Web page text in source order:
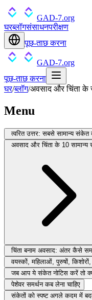
GAD-7.org
घरब्लॉगसंसाधनपरीक्षण
पूछ-ताछ करना
GAD-7.org
पूछ-ताछ करना
घर/ब्लॉग/अवसाद और चिंता के
Menu
त्वरित उत्तर: सबसे सामान्य संकेत
अवसाद और चिंता के 10
चिंता बनाम अवसाद: अंतर कैसे
वयस्कों, महिलाओं, पुरुषों,
जब आप ये संकेत नोटिस करें तो
पेशेवर समर्थन कब लेना चाहिए
संकेतों को स्पष्ट अगले कदम में